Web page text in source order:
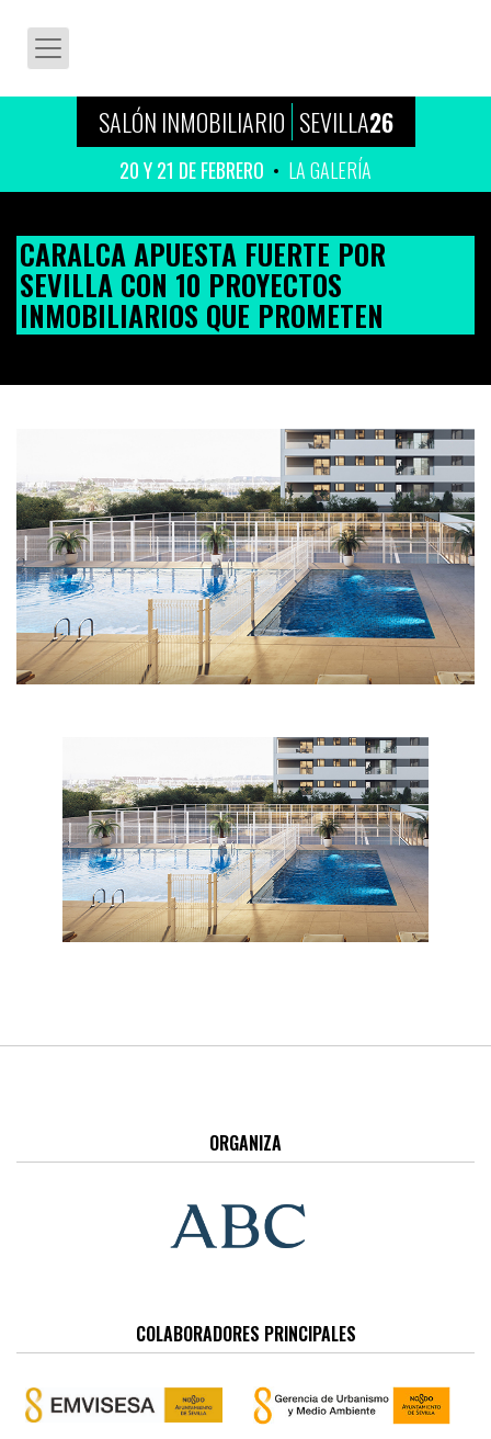
SALÓN INMOBILIARIO SEVILLA26
20 Y 21 DE FEBRERO LA GALERÍA
CARALCA APUESTA FUERTE POR
SEVILLA CON 10 PROYECTOS
INMOBILIARIOS QUE PROMETEN
ORGANIZA
COLABORADORES PRINCIPALES